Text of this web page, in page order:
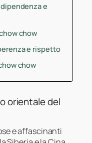
e
chow
e rispetto
chow
orientale del
e affascinanti